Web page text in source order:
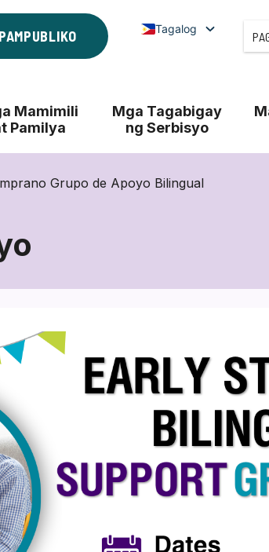
Tagalog
Mamimili
Pamilya
Mga Tagabigay
ng Serbisyo
Grupo de Apoyo Bilingual